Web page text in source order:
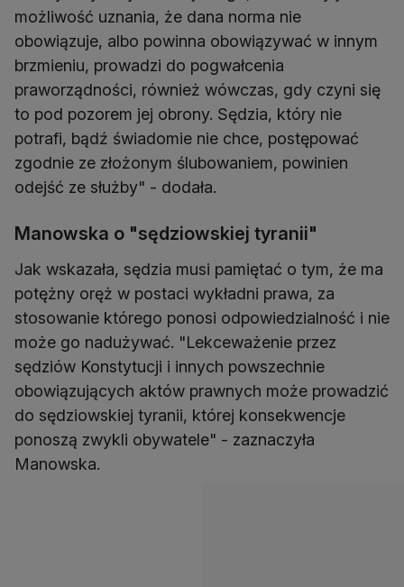
możliwość uznania, że dana norma nie
obowiązuje, albo powinna obowiązywać w innym
brzmieniu, prowadzi do pogwałcenia
praworządności, również wówczas, gdy czyni się
to pod pozorem jej obrony. Sędzia, który nie
potrafi, bądź świadomie nie chce, postępować
zgodnie ze złożonym ślubowaniem, powinien
odejść ze służby" - dodała.
Manowska o "sędziowskiej tyranii"
Jak wskazała, sędzia musi pamiętać o tym, że ma
potężny oręż w postaci wykładni prawa, za
stosowanie którego ponosi odpowiedzialność i nie
może go nadużywać. "Lekceważenie przez
sędziów Konstytucji i innych powszechnie
obowiązujących aktów prawnych może prowadzić
do sędziowskiej tyranii, której konsekwencje
ponoszą zwykli obywatele" - zaznaczyła
Manowska.